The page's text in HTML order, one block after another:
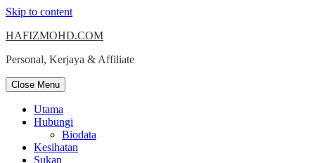
Skip to content
HAFIZMOHD.COM
Personal, Kerjaya & Affiliate
Close Menu
Utama
Hubungi
Biodata
Kesihatan
Sukan